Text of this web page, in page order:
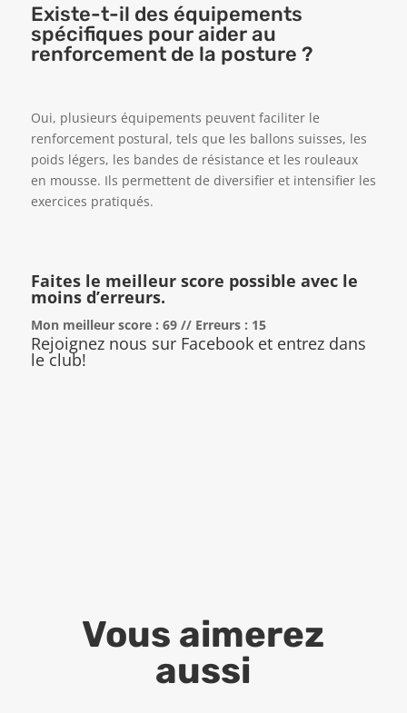
Existe-t-il des équipements
spécifiques pour aider au
renforcement de la posture ?
Oui, plusieurs équipements peuvent faciliter le
renforcement postural, tels que les ballons suisses, les
poids légers, les bandes de résistance et les rouleaux
en mousse. Ils permettent de diversifier et intensifier les
exercices pratiqués.
Faites le meilleur score possible avec le
moins d’erreurs.
Mon meilleur score : 69 // Erreurs : 15
Rejoignez nous sur Facebook et entrez dans
le club!
Vous aimerez
aussi